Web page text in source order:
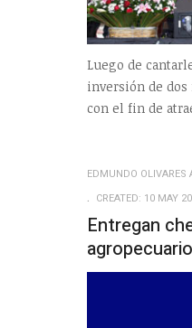
Luego de
inversión de dos
con el fin de
EDMUNDO OLIVARES
CREATED: 10 MAY
Entregan
agropecuario